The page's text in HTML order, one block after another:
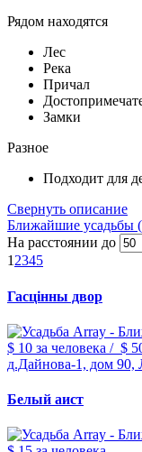
Рядом находятся
Лес
Река
Причал
Замки
Разное
Подходит для
Свернуть описание
Ближайшие усадьбы
На расстоянии до
1 2345
Гасцiнны двор
$ 10 за человека / $
д.Дайнова-1, дом 90,
Белый аист